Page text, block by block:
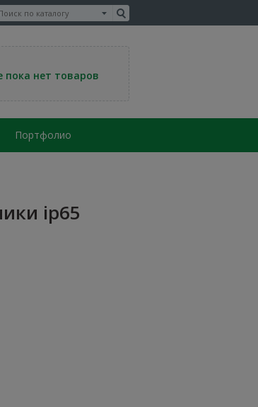
пока нет товаров
Портфолио
ip65